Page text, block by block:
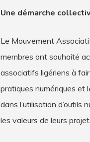
Une démarche
Le Mouvement
membres ont souhaité
associatifs ligériens à
pratiques numériques et
dans l’utilisation d’outils
les valeurs de leurs